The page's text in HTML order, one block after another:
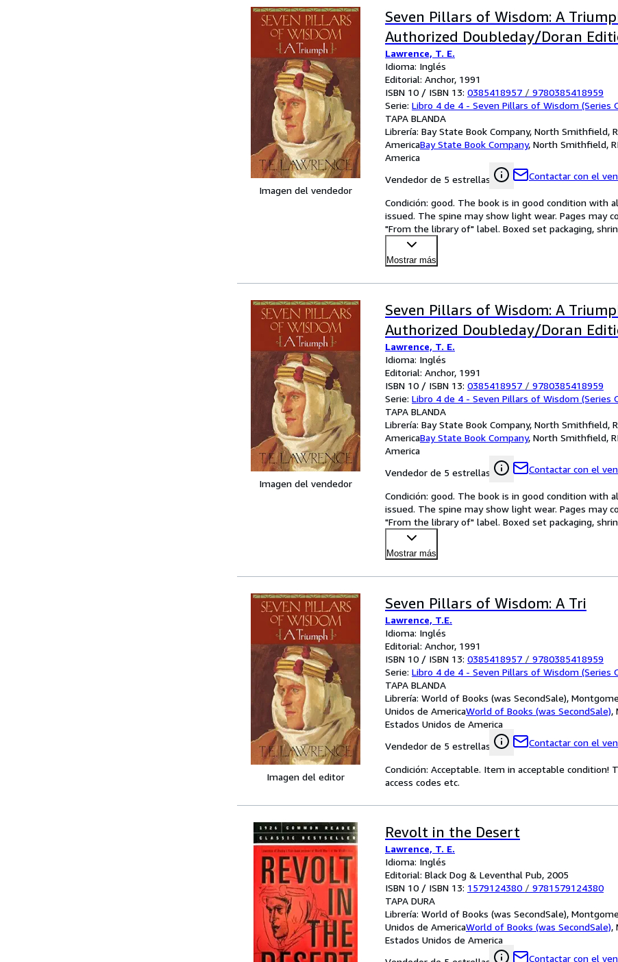
Imagen del vendedor
Seven Pillars of Wisdom: A
Authorized Doubleday/Doran
Lawrence, T. E.
Idioma: Inglés
Editorial: Anchor, 1991
ISBN 10 / ISBN 13: 0385418957 / 9780385418959
Serie: Libro 4 de 4 - Seven Pillars of Wisdom (Series
TAPA BLANDA
Librería: Bay State Book Company, North Smithfield,
AmericaBay State Book Company, North Smithfield,
America
Vendedor de 5 estrellas
Contactar con el
Condición: good. The book is in good condition with
issued. The spine may show light wear. Pages may
"From the library of" label. Boxed set packaging,
Mostrar más
Imagen del vendedor
Seven Pillars of Wisdom: A
Authorized Doubleday/Doran
Lawrence, T. E.
Idioma: Inglés
Editorial: Anchor, 1991
ISBN 10 / ISBN 13: 0385418957 / 9780385418959
Serie: Libro 4 de 4 - Seven Pillars of Wisdom (Series
TAPA BLANDA
Librería: Bay State Book Company, North Smithfield,
AmericaBay State Book Company, North Smithfield,
America
Vendedor de 5 estrellas
Contactar con el
Condición: good. The book is in good condition with
issued. The spine may show light wear. Pages may
"From the library of" label. Boxed set packaging,
Mostrar más
Imagen del editor
Seven Pillars of Wisdom: A Tri
Lawrence, T.E.
Idioma: Inglés
Editorial: Anchor, 1991
ISBN 10 / ISBN 13: 0385418957 / 9780385418959
Serie: Libro 4 de 4 - Seven Pillars of Wisdom (Series
TAPA BLANDA
Librería: World of Books (was SecondSale),
Unidos de AmericaWorld of Books (was SecondSale),
Estados Unidos de America
Vendedor de 5 estrellas
Contactar con el
Condición: Acceptable. Item in acceptable
access codes etc.
Revolt in the Desert
Lawrence, T. E.
Idioma: Inglés
Editorial: Black Dog & Leventhal Pub, 2005
ISBN 10 / ISBN 13: 1579124380 / 9781579124380
TAPA DURA
Librería: World of Books (was SecondSale),
Unidos de AmericaWorld of Books (was SecondSale),
Estados Unidos de America
Contactar con el